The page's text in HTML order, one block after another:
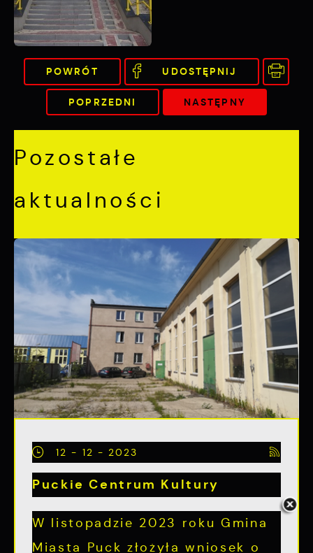
POWRÓT UDOSTĘPNIJ
POPRZEDNI NASTĘPNY
Pozostałe
aktualności
12 - 12 - 2023
Puckie Centrum Kultury
W listopadzie 2023 roku Gmina
Miasta Puck złożyła wniosek o